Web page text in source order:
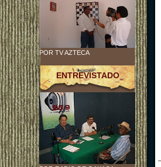
POR TV AZTECA
ENTREVISTADO